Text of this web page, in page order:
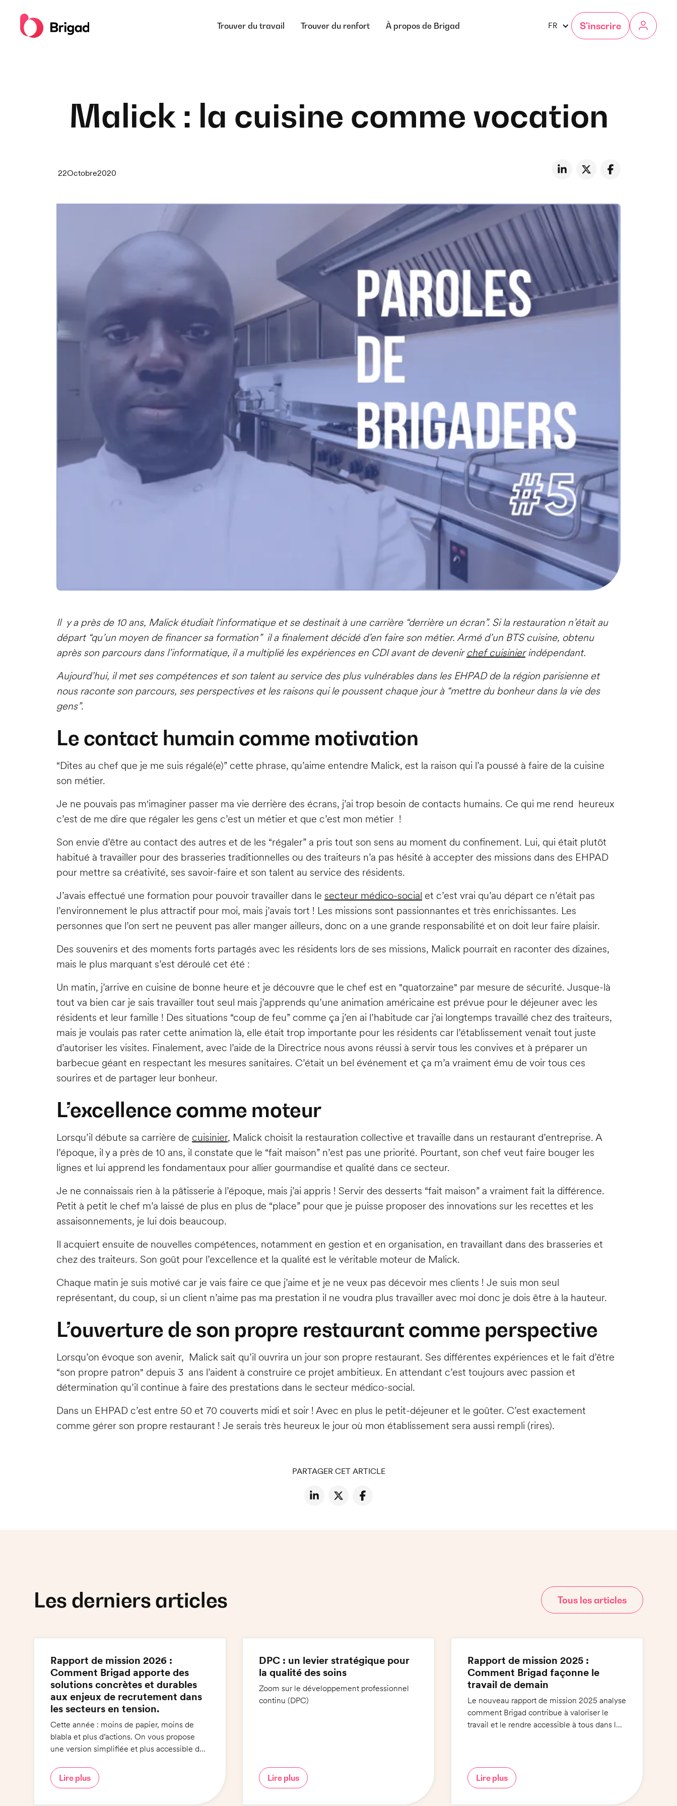
Trouver du travail Trouver du renfort À propos de Brigad FR S'inscrire
Malick : la cuisine comme vocation
22Octobre2020
Il y a près de 10 ans, Malick étudiait l'informatique et se destinait à une carrière “derrière un écran”. Si la restauration n’était au
départ “qu’un moyen de financer sa formation” il a finalement décidé d’en faire son métier. Armé d’un BTS cuisine, obtenu
après son parcours dans l’informatique, il a multiplié les expériences en CDI avant de devenir chef cuisinierindépendant.
Aujourd’hui, il met ses compétences et son talent au service des plus vulnérables dans les EHPAD de la région parisienne et
nous raconte son parcours, ses perspectives et les raisons qui le poussent chaque jour à “mettre du bonheur dans la vie des
gens”.
Le contact humain comme motivation
“Dites au chef que je me suis régalé(e)” cette phrase, qu’aime entendre Malick, est la raison qui l’a poussé à faire de la cuisine
son métier.
Je ne pouvais pas m'imaginer passer ma vie derrière des écrans, j’ai trop besoin de contacts humains. Ce qui me rend heureux
c’est de me dire que régaler les gens c’est un métier et que c’est mon métier !
Son envie d’être au contact des autres et de les “régaler” a pris tout son sens au moment du confinement. Lui, qui était plutôt
habitué à travailler pour des brasseries traditionnelles ou des traiteurs n’a pas hésité à accepter des missions dans des EHPAD
pour mettre sa créativité, ses savoir-faire et son talent au service des résidents.
J’avais effectué une formation pour pouvoir travailler dans le secteur médico-social et c’est vrai qu’au départ ce n’était pas
l’environnement le plus attractif pour moi, mais j’avais tort ! Les missions sont passionnantes et très enrichissantes. Les
personnes que l’on sert ne peuvent pas aller manger ailleurs, donc on a une grande responsabilité et on doit leur faire plaisir.
Des souvenirs et des moments forts partagés avec les résidents lors de ses missions, Malick pourrait en raconter des dizaines,
mais le plus marquant s’est déroulé cet été :
Un matin, j’arrive en cuisine de bonne heure et je découvre que le chef est en "quatorzaine" par mesure de sécurité. Jusque-là
tout va bien car je sais travailler tout seul mais j’apprends qu’une animation américaine est prévue pour le déjeuner avec les
résidents et leur famille ! Des situations “coup de feu” comme ça j’en ai l’habitude car j’ai longtemps travaillé chez des traiteurs,
mais je voulais pas rater cette animation là, elle était trop importante pour les résidents car l’établissement venait tout juste
d’autoriser les visites. Finalement, avec l’aide de la Directrice nous avons réussi à servir tous les convives et à préparer un
barbecue géant en respectant les mesures sanitaires. C’était un bel événement et ça m’a vraiment ému de voir tous ces
sourires et de partager leur bonheur.
L’excellence comme moteur
Lorsqu’il débute sa carrière de cuisinier, Malick choisit la restauration collective et travaille dans un restaurant d’entreprise. A
l’époque, il y a près de 10 ans, il constate que le “fait maison” n’est pas une priorité. Pourtant, son chef veut faire bouger les
lignes et lui apprend les fondamentaux pour allier gourmandise et qualité dans ce secteur.
Je ne connaissais rien à la pâtisserie à l’époque, mais j’ai appris ! Servir des desserts “fait maison” a vraiment fait la différence.
Petit à petit le chef m’a laissé de plus en plus de “place” pour que je puisse proposer des innovations sur les recettes et les
assaisonnements, je lui dois beaucoup.
Il acquiert ensuite de nouvelles compétences, notamment en gestion et en organisation, en travaillant dans des brasseries et
chez des traiteurs. Son goût pour l’excellence et la qualité est le véritable moteur de Malick.
Chaque matin je suis motivé car je vais faire ce que j’aime et je ne veux pas décevoir mes clients ! Je suis mon seul
représentant, du coup, si un client n’aime pas ma prestation il ne voudra plus travailler avec moi donc je dois être à la hauteur.
L’ouverture de son propre restaurant comme perspective
Lorsqu’on évoque son avenir, Malick sait qu’il ouvrira un jour son propre restaurant. Ses différentes expériences et le fait d’être
“son propre patron" depuis 3 ans l’aident à construire ce projet ambitieux. En attendant c’est toujours avec passion et
détermination qu’il continue à faire des prestations dans le secteur médico-social.
Dans un EHPAD c’est entre 50 et 70 couverts midi et soir ! Avec en plus le petit-déjeuner et le goûter. C’est exactement
comme gérer son propre restaurant ! Je serais très heureux le jour où mon établissement sera aussi rempli (rires).
PARTAGER CET ARTICLE
Les derniers articles Tous les articles
Rapport de mission 2026 :
Comment Brigad apporte des
solutions concrètes et durables
aux enjeux de recrutement dans
les secteurs en tension.
Cette année : moins de papier, moins de
blabla et plus d’actions. On vous propose
une version simplifiée et plus accessible du
minutes de lecture !
Lire plus
DPC : un levier stratégique pour
la qualité des soins
Zoom sur le développement professionnel
continu (DPC)
Lire plus
Rapport de mission 2025 :
Comment Brigad façonne le
travail de demain
Le nouveau rapport de mission 2025 analyse
comment Brigad contribue à valoriser le
travail et le rendre accessible à tous dans les
Lire plus